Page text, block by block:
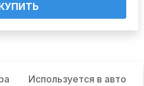
Используется в авто